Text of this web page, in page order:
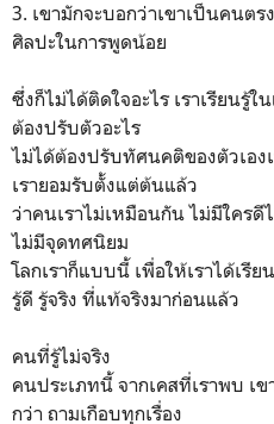
3. เขามักจะบอกว่าเขาเป็นคนตร
ศิลปะในการพูดน้อย
ซึ่งก็ไม่ได้ติดใจอะไร เราเรียนรู้
ต้องปรับตัวอะไร
ไม่ได้ต้องปรับทัศนคติของตัวเอง
เรายอมรับตั้งแต่ต้นแล้ว
ว่าคนเราไม่เหมือนกัน ไม่มีใครดี
ไม่มีจุดทศนิยม
โลกเราก็แบบนี้ เพื่อให้เราได้เรี
รู้ดี รู้จริง ที่แท้จริงมาก่อนแล้ว
คนที่รู้ไม่จริง
คนประเภทนี้ จากเคสที่เราพบ เ
กว่า ถามเกือบทุกเรื่อง